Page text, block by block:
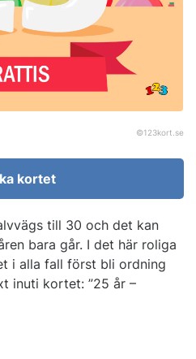
©123kort.se
kortet
till 30 och det kan
bara går. I det här roliga
i alla fall först bli ordning
inuti kortet: ”25 år –